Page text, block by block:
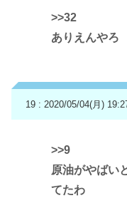
>>32
ありえんやろ
19 : 2020/05/04(月)
>>9
原油がやばい
てたわ